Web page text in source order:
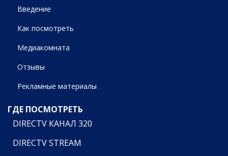
Введение
Как посмотреть
Медиакомната
Отзывы
Рекламные материалы
ГДЕ ПОСМОТРЕТЬ
DIRECTV КАНАЛ 320
DIRECTV STREAM